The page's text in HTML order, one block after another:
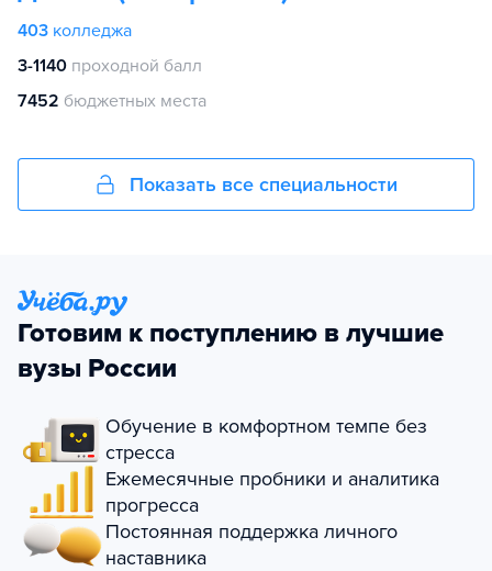
403 колледжа
3-1140 проходной балл
7452 бюджетных места
Показать все специальности
Готовим к поступлению в лучшие
вузы России
Обучение в комфортном темпе без
стресса
Ежемесячные пробники и аналитика
прогресса
Постоянная поддержка личного
наставника